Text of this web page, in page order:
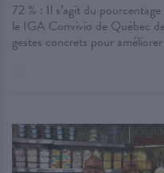
72 % : Il s’agit du
le IGA Convivio de Québec
gestes concrets pour
. . .